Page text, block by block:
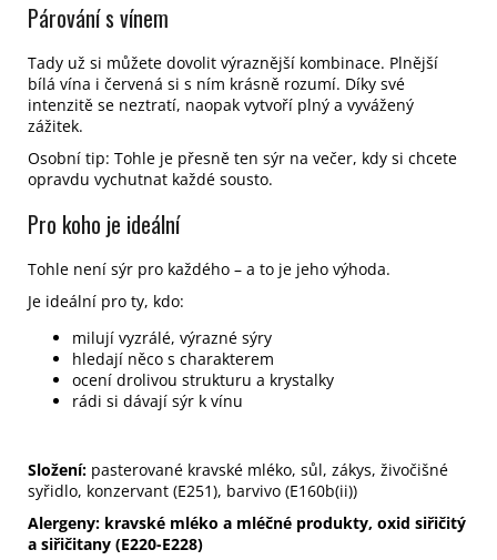
Párování s vínem
Tady už si můžete dovolit výraznější kombinace. Plnější
bílá vína i červená si s ním krásně rozumí. Díky své
intenzitě se neztratí, naopak vytvoří plný a vyvážený
zážitek.
Osobní tip: Tohle je přesně ten sýr na večer, kdy si chcete
opravdu vychutnat každé sousto.
Pro koho je ideální
Tohle není sýr pro každého – a to je jeho výhoda.
Je ideální pro ty, kdo:
milují vyzrálé, výrazné sýry
hledají něco s charakterem
ocení drolivou strukturu a krystalky
rádi si dávají sýr k vínu
Složení: pasterované kravské mléko, sůl, zákys, živočišné
syřidlo, konzervant (E251), barvivo (E160b(ii))
Alergeny: kravské mléko a mléčné produkty, oxid siřičitý
a siřičitany (E220-E228)